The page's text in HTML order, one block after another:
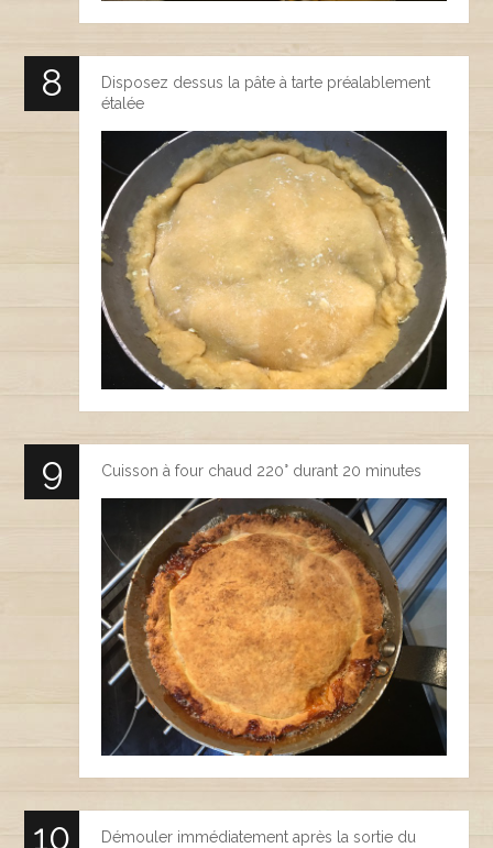
Disposez dessus la pâte à tarte préalablement
étalée
Cuisson à four chaud 220° durant 20 minutes
Démouler immédiatement après la sortie du